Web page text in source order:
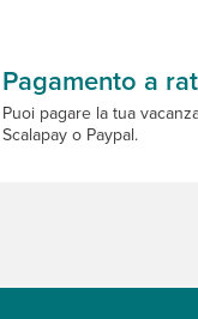
Pagamento a
Puoi pagare la tua
Scalapay o Paypal.